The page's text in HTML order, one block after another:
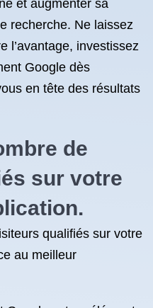
et augmenter sa
recherche. Ne laissez
l’avantage, investissez
Google dès
en tête des résultats
de
sur votre
qualifiés sur votre
au meilleur